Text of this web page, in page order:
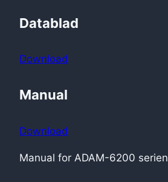
Datablad
Download
Manual
Download
Manual for ADAM-6200 serien